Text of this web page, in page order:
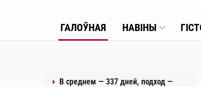
MOST
ГАЛОЎНАЯ НАВІНЫ
В среднем — 337 дней, подход —